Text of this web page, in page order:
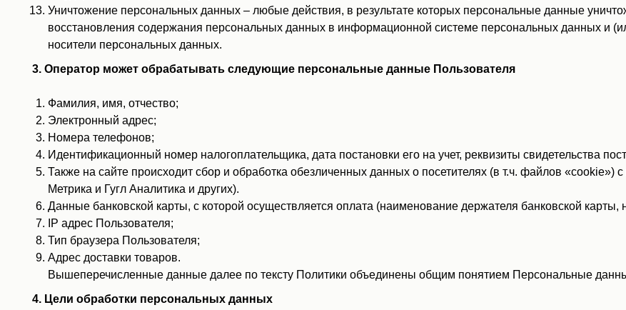
Уничтожение персональных данных – любые действия, в результате которых персональные данные
восстановления содержания персональных данных в информационной системе персональных данных и
носители персональных данных.
3. Оператор может обрабатывать следующие персональные данные Пользователя
Фамилия, имя, отчество;
Электронный адрес;
Номера телефонов;
Идентификационный номер налогоплательщика, дата постановки его на учет, реквизиты свидетельства
Также на сайте происходит сбор и обработка обезличенных данных о посетителях (в т.ч. файлов «cookie»)
Метрика и Гугл Аналитика и других).
Данные банковской карты, с которой осуществляется оплата (наименование держателя банковской карты,
IP адрес Пользователя;
Тип браузера Пользователя;
Адрес доставки товаров.
Вышеперечисленные данные далее по тексту Политики объединены общим понятием Персональные
4. Цели обработки персональных данных